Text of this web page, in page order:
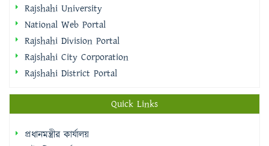
Rajshahi University
National Web Portal
Rajshahi Division Portal
Rajshahi City Corporation
Rajshahi District Portal
Quick Links
প্রধানমন্ত্রীর কার্যালয়